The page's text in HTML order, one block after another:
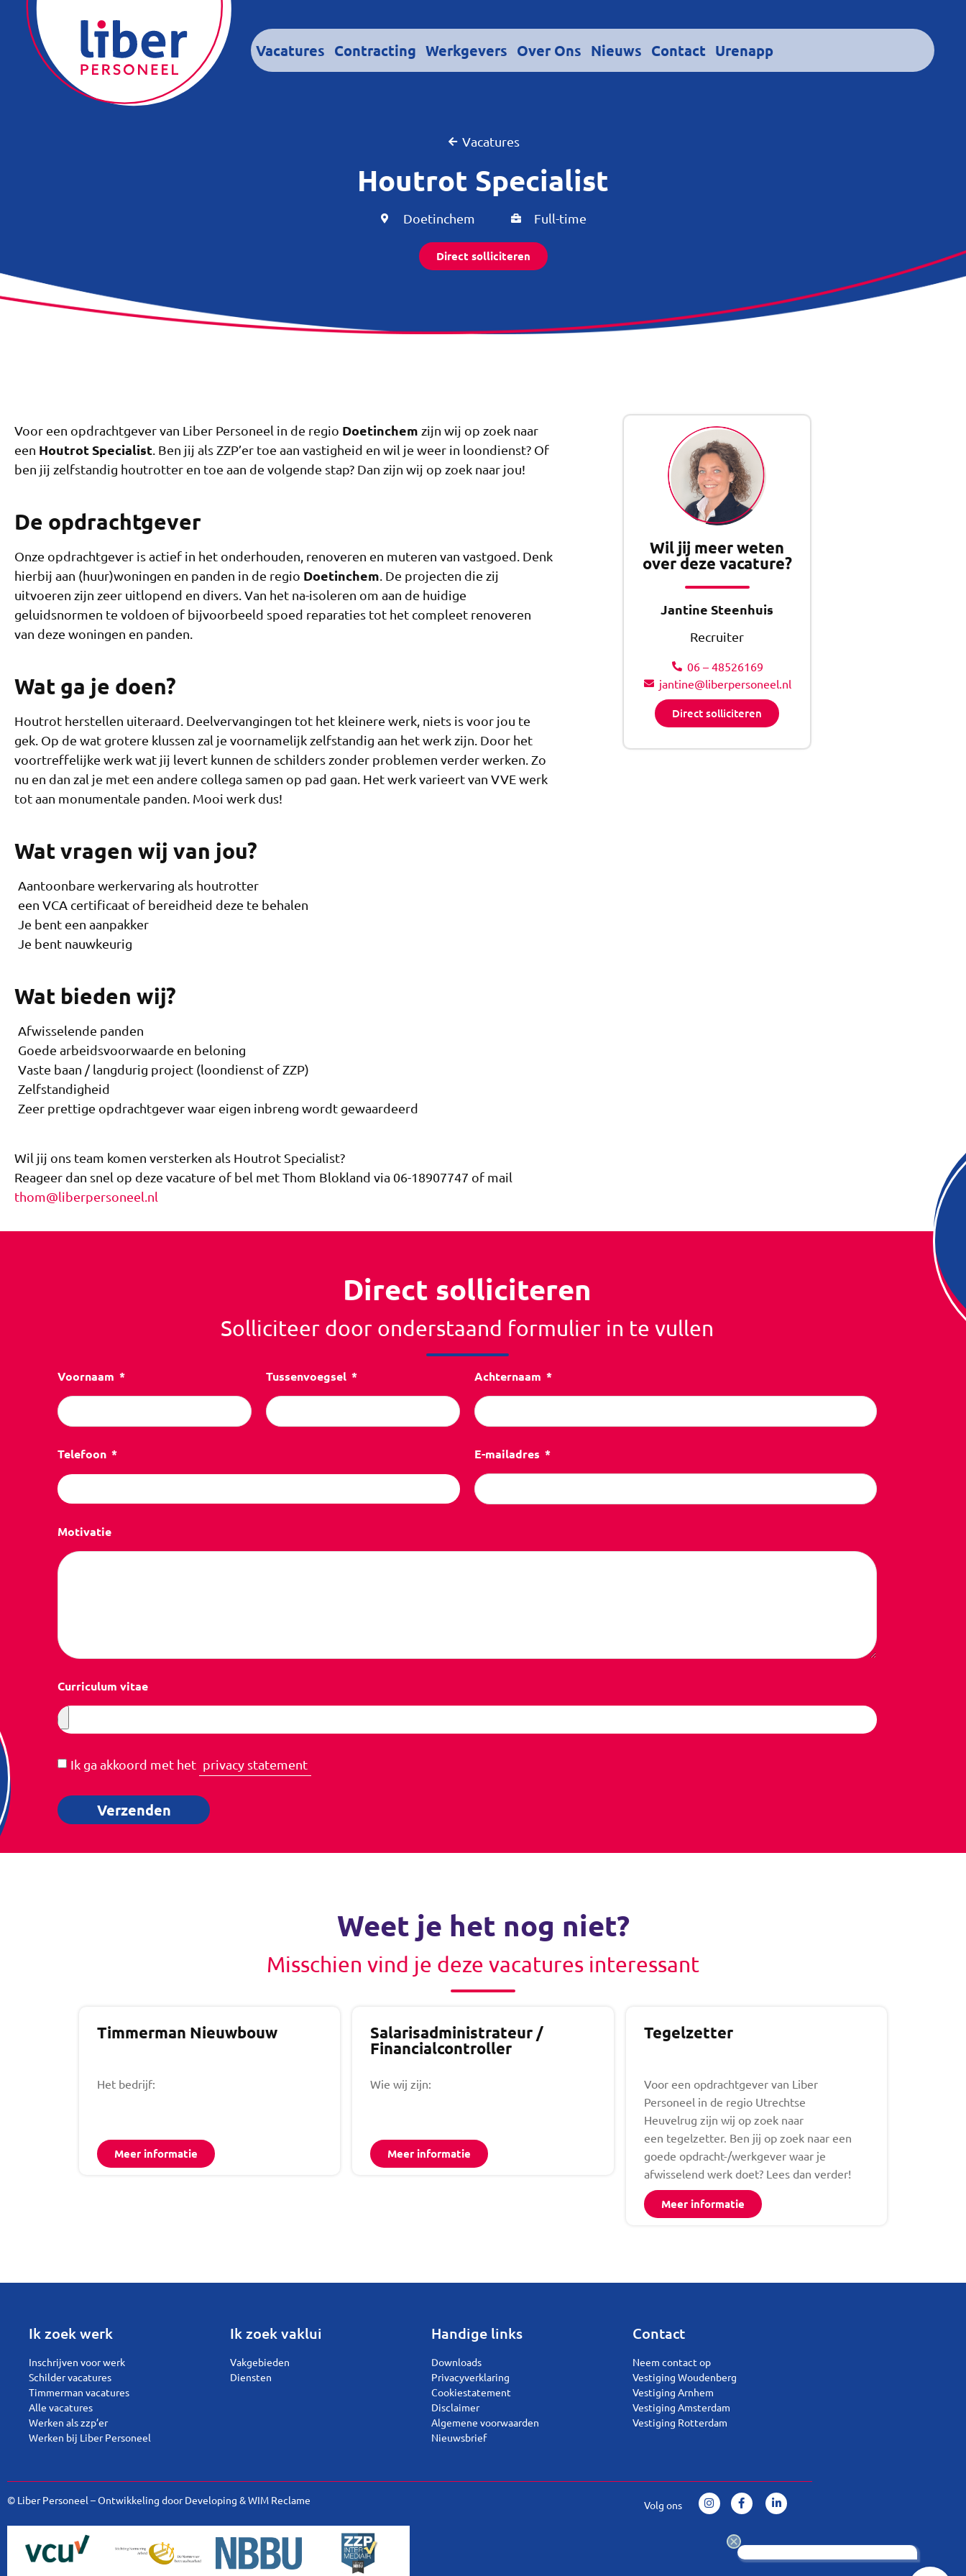
Vacatures Contracting Werkgevers Over Ons Nieuws Contact Urenapp
Vacatures
Houtrot Specialist
Doetinchem Full-time
Direct solliciteren
Voor een opdrachtgever van Liber Personeel in de regio Doetinchem zijn wij op zoek naar
een Houtrot Specialist. Ben jij als ZZP’er toe aan vastigheid en wil je weer in loondienst? Of
ben jij zelfstandig houtrotter en toe aan de volgende stap? Dan zijn wij op zoek naar jou!
De opdrachtgever
Onze opdrachtgever is actief in het onderhouden, renoveren en muteren van vastgoed. Denk
hierbij aan (huur)woningen en panden in de regio Doetinchem. De projecten die zij
uitvoeren zijn zeer uitlopend en divers. Van het na-isoleren om aan de huidige
geluidsnormen te voldoen of bijvoorbeeld spoed reparaties tot het compleet renoveren
van deze woningen en panden.
Wat ga je doen?
Houtrot herstellen uiteraard. Deelvervangingen tot het kleinere werk, niets is voor jou te
gek. Op de wat grotere klussen zal je voornamelijk zelfstandig aan het werk zijn. Door het
voortreffelijke werk wat jij levert kunnen de schilders zonder problemen verder werken. Zo
nu en dan zal je met een andere collega samen op pad gaan. Het werk varieert van VVE werk
tot aan monumentale panden. Mooi werk dus!
Wat vragen wij van jou?
Aantoonbare werkervaring als houtrotter
een VCA certificaat of bereidheid deze te behalen
Je bent een aanpakker
Je bent nauwkeurig
Wat bieden wij?
Afwisselende panden
Goede arbeidsvoorwaarde en beloning
Vaste baan / langdurig project (loondienst of ZZP)
Zelfstandigheid
Zeer prettige opdrachtgever waar eigen inbreng wordt gewaardeerd
Wil jij ons team komen versterken als Houtrot Specialist?
Reageer dan snel op deze vacature of bel met Thom Blokland via 06-18907747 of mail
thom@liberpersoneel.nl
Wil jij meer weten
over deze vacature?
Jantine Steenhuis
Recruiter
06 – 48526169
jantine@liberpersoneel.nl
Direct solliciteren
Direct solliciteren
Solliciteer door onderstaand formulier in te vullen
Voornaam Tussenvoegsel Achternaam
Telefoon E-mailadres
Motivatie
Curriculum vitae
Ik ga akkoord met het privacy statement
Verzenden
Weet je het nog niet?
Misschien vind je deze vacatures interessant
Timmerman Nieuwbouw
Het bedrijf:
Meer informatie
Salarisadministrateur /
Financialcontroller
Wie wij zijn:
Meer informatie
Tegelzetter
Voor een opdrachtgever van Liber
Personeel in de regio Utrechtse
Heuvelrug zijn wij op zoek naar
een tegelzetter. Ben jij op zoek naar een
goede opdracht-/werkgever waar je
afwisselend werk doet? Lees dan verder!
Meer informatie
Ik zoek werk
Inschrijven voor werk
Schilder vacatures
Timmerman vacatures
Alle vacatures
Werken als zzp’er
Werken bij Liber Personeel
Ik zoek vaklui
Vakgebieden
Diensten
Handige links
Downloads
Privacyverklaring
Cookiestatement
Disclaimer
Algemene voorwaarden
Nieuwsbrief
Contact
Neem contact op
Vestiging Woudenberg
Vestiging Arnhem
Vestiging Amsterdam
Vestiging Rotterdam
© Liber Personeel – Ontwikkeling doorDeveloping &WIM Reclame Volg ons